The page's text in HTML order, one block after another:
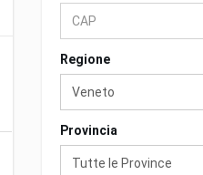
Regione
Veneto
Provincia
Tutte le Province